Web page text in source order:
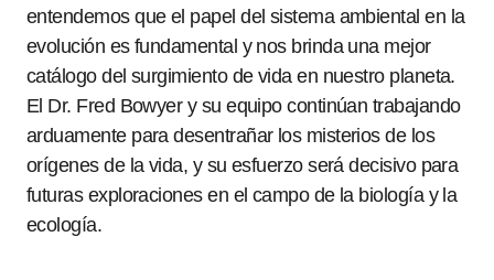
entendemos que el papel del sistema ambiental en la
evolución es fundamental y nos brinda una mejor
catálogo del surgimiento de vida en nuestro planeta.
El Dr. Fred Bowyer y su equipo continúan trabajando
arduamente para desentrañar los misterios de los
orígenes de la vida, y su esfuerzo será decisivo para
futuras exploraciones en el campo de la biología y la
ecología.